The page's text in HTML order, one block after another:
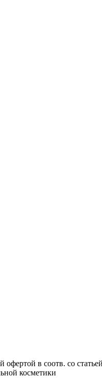
в соотв. со
косметики